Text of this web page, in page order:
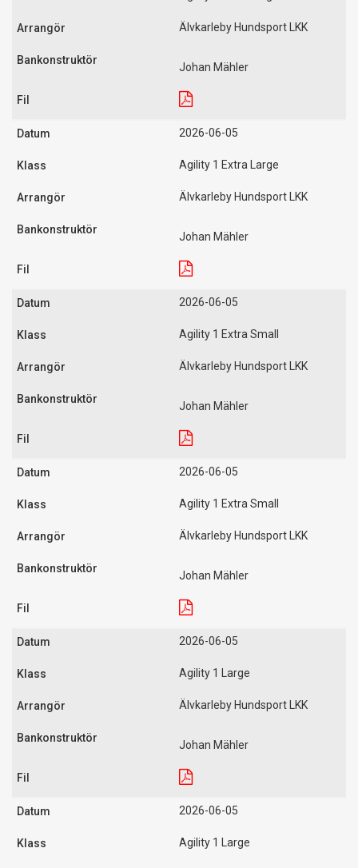
Älvkarleby Hundsport LKK
Johan Mähler
2026-06-05
Agility 1 Extra Large
Älvkarleby Hundsport LKK
Johan Mähler
2026-06-05
Agility 1 Extra Small
Älvkarleby Hundsport LKK
Johan Mähler
2026-06-05
Agility 1 Extra Small
Älvkarleby Hundsport LKK
Johan Mähler
2026-06-05
Agility 1 Large
Älvkarleby Hundsport LKK
Johan Mähler
2026-06-05
Agility 1 Large